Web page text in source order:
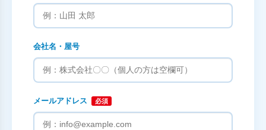
会社名・屋号
メールアドレス 必須